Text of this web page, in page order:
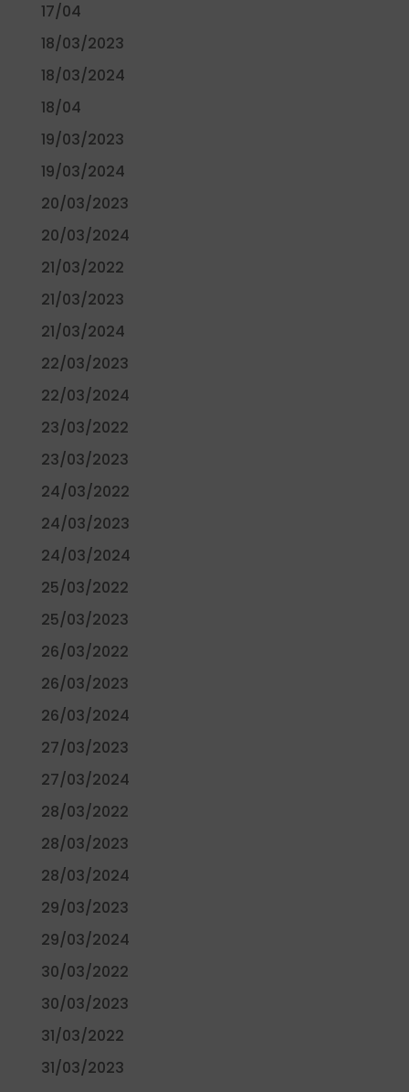
17/04
18/03/2023
18/03/2024
18/04
19/03/2023
19/03/2024
20/03/2023
20/03/2024
21/03/2022
21/03/2023
21/03/2024
22/03/2023
22/03/2024
23/03/2022
23/03/2023
24/03/2022
24/03/2023
24/03/2024
25/03/2022
25/03/2023
26/03/2022
26/03/2023
26/03/2024
27/03/2023
27/03/2024
28/03/2022
28/03/2023
28/03/2024
29/03/2023
29/03/2024
30/03/2022
30/03/2023
31/03/2022
31/03/2023